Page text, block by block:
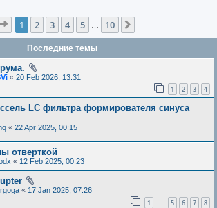
c
h
Page 1of 10
1 2 3 4 5 10
Последние темы
« 20 Feb 2026, 13:31
1 2 3 4
LC фильтра формирователя синуса
« 22 Apr 2025, 00:15
отверткой
« 12 Feb 2025, 00:23
« 17 Jan 2025, 07:26
1 … 5 6 7 8